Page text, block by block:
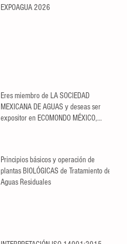
EXPOAGUA 2026
Eres miembro de LA SOCIEDAD
MEXICANA DE AGUAS y deseas ser
expositor en ECOMONDO MÉXICO,
Principios básicos y operación de
plantas BIOLÓGICAS de Tratamiento de
Aguas Residuales